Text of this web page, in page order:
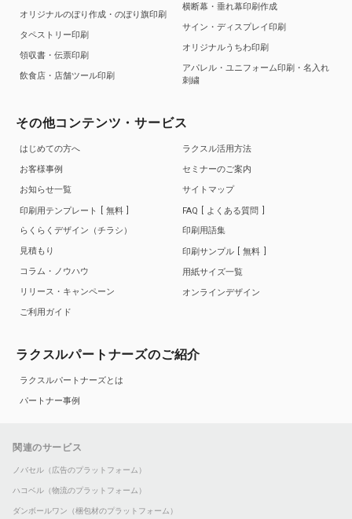
オリジナルのぼり作成・のぼり旗印刷
タペストリー印刷
領収書・伝票印刷
飲食店・店舗ツール印刷
横断幕・垂れ幕印刷作成
サイン・ディスプレイ印刷
オリジナルうちわ印刷
アパレル・ユニフォーム印刷・名入れ
刺繍
その他コンテンツ・サービス
はじめての方へ
お客様事例
お知らせ一覧
印刷用テンプレート
無料
らくらくデザイン（チラシ）
見積もり
コラム・ノウハウ
リリース・キャンペーン
ご利用ガイド
ラクスル活用方法
セミナーのご案内
サイトマップ
FAQ
よくある質問
印刷用語集
印刷サンプル
無料
用紙サイズ一覧
オンラインデザイン
ラクスルパートナーズのご紹介
ラクスルパートナーズとは
パートナー事例
関連のサービス
ノバセル（広告のプラットフォーム）
ハコベル（物流のプラットフォーム）
ダンボールワン（梱包材のプラットフォーム）